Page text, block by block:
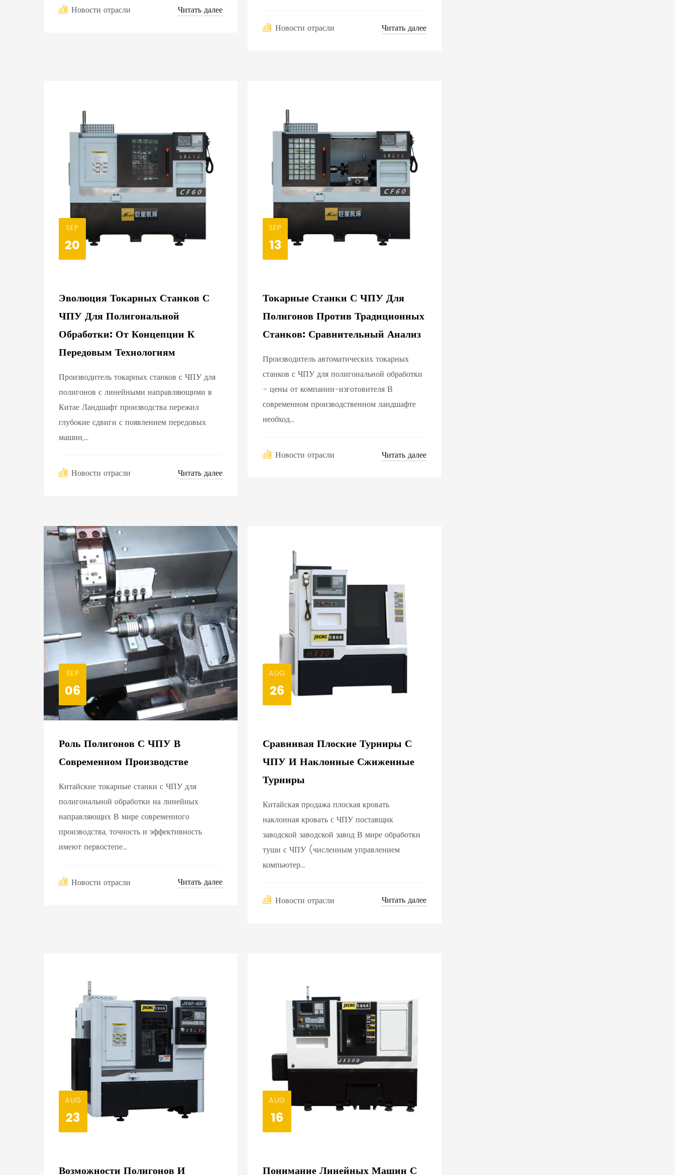
Новости отрасли Читать далее
Новости отрасли Читать далее
SEP
20
Эволюция Токарных Станков С
ЧПУ Для Полигональной
Обработки: От Концепции К
Передовым Технологиям
Производитель токарных станков с ЧПУ для
полигонов с линейными направляющими в
Китае Ландшафт производства пережил
глубокие сдвиги с появлением передовых
машин,...
Новости отрасли Читать далее
SEP
13
Токарные Станки С ЧПУ Для
Полигонов Против Традиционных
Станков: Сравнительный Анализ
Производитель автоматических токарных
станков с ЧПУ для полигональной обработки
- цены от компании-изготовителя В
современном производственном ландшафте
необход...
Новости отрасли Читать далее
SEP
06
Роль Полигонов С ЧПУ В
Современном Производстве
Китайские токарные станки с ЧПУ для
полигональной обработки на линейных
направляющих В мире современного
производства, точность и эффективность
имеют первостепе...
Новости отрасли Читать далее
AUG
26
Сравнивая Плоские Турниры С
ЧПУ И Наклонные Сжиженные
Турниры
Китайская продажа плоская кровать
наклонная кровать с ЧПУ поставщик
заводской заводской завод В мире обработки
туши с ЧПУ (численным управлением
компьютер...
Новости отрасли Читать далее
AUG
23
Возможности Полигонов И
AUG
16
Понимание Линейных Машин С